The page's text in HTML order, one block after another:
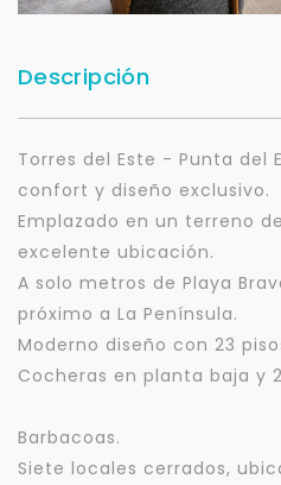
Descripción
Torres del Este - Punta del
confort y diseño exclusivo.
Emplazado en un terreno
excelente ubicación.
A solo metros de Playa
próximo a La Península.
Moderno diseño con 23
Cocheras en planta baja y
Barbacoas.
Siete locales cerrados,